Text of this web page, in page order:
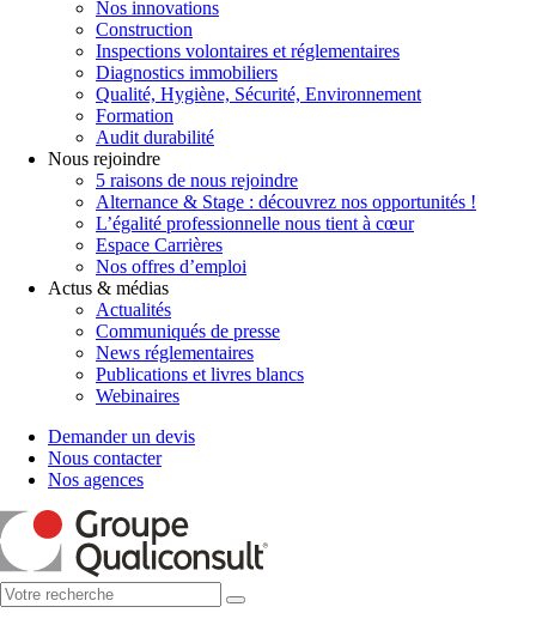
Nos innovations
Construction
Inspections volontaires et réglementaires
Diagnostics immobiliers
Qualité, Hygiène, Sécurité, Environnement
Formation
Audit durabilité
Nous rejoindre
5 raisons de nous rejoindre
Alternance & Stage : découvrez nos opportunités !
L’égalité professionnelle nous tient à cœur
Espace Carrières
Nos offres d’emploi
Actus & médias
Actualités
Communiqués de presse
News réglementaires
Publications et livres blancs
Webinaires
Demander un devis
Nous contacter
Nos agences